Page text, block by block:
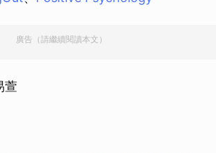
廣告（請繼續閱讀本文）
萱